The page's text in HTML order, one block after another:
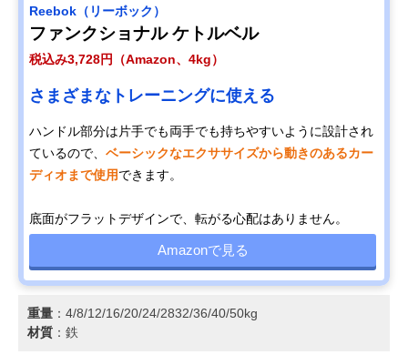
Reebok（リーボック）
ファンクショナル ケトルベル
税込み3,728円（Amazon、4kg）
さまざまなトレーニングに使える
ハンドル部分は片手でも両手でも持ちやすいように設計され
ているので、 ベーシックなエクササイズから動きのあるカー
ディオまで使用できます。
底面がフラットデザインで、転がる心配はありません。
Amazonで見る
重量 ：4/8/12/16/20/24/2832/36/40/50kg
材質 ：鉄